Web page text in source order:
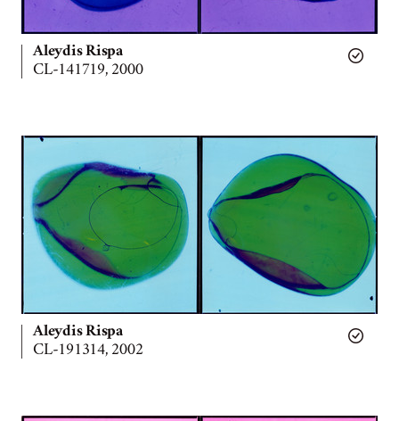
Aleydis Rispa
CL-141719, 2000
Aleydis Rispa
CL-191314, 2002